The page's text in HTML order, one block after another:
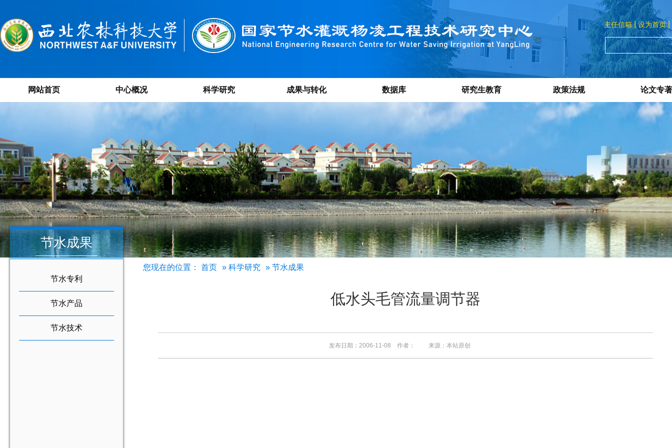
主任信箱|设为首页|
网站首页 中心概况 科学研究 成果与转化 数据库 研究生教育 政策法规 论文专著
节水成果
节水专利
节水产品
节水技术
您现在的位置： 首页 » 科学研究 » 节水成果
低水头毛管流量调节器
发布日期：2006-11-08 作者： 来源：本站原创